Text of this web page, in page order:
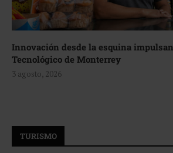
Innovación desde la esquina
Tecnológico de Monterrey
3 agosto, 2026
TURISMO